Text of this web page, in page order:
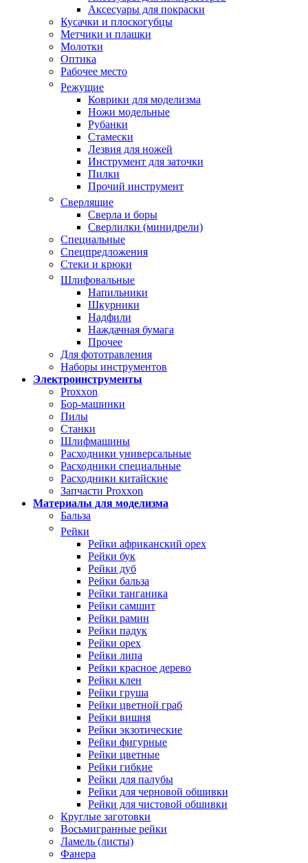
Аксесуары для покраски
Кусачки и плоскогубцы
Метчики и плашки
Молотки
Оптика
Рабочее место
Режущие
Коврики для моделизма
Ножи модельные
Рубанки
Стамески
Лезвия для ножей
Инструмент для заточки
Пилки
Прочий инструмент
Сверлящие
Сверла и боры
Сверлилки (минидрели)
Специальные
Спецпредложения
Стеки и крюки
Шлифовальные
Напильники
Шкурники
Надфили
Наждачная бумага
Прочее
Для фототравления
Наборы инструментов
Электроинструменты
Proxxon
Бор-машинки
Пилы
Станки
Шлифмашины
Расходники универсальные
Расходники специальные
Расходники китайские
Запчасти Proxxon
Материалы для моделизма
Бальза
Рейки
Рейки африканский орех
Рейки бук
Рейки дуб
Рейки бальза
Рейки танганика
Рейки самшит
Рейки рамин
Рейки падук
Рейки орех
Рейки липа
Рейки красное дерево
Рейки клен
Рейки груша
Рейки цветной граб
Рейки вишня
Рейки экзотические
Рейки фигурные
Рейки цветные
Рейки гибкие
Рейки для палубы
Рейки для черновой обшивки
Рейки для чистовой обшивки
Круглые заготовки
Восьмигранные рейки
Ламель (листы)
Фанера